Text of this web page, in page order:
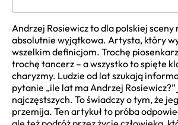
Andrzej Rosiewicz to dla polskiej sceny
absolutnie wyjątkowa. Artysta, który
wszelkim definicjom. Trochę
trochę tancerz – a wszystko to spięte
charyzmy. Ludzie od lat szukają
pytanie „ile lat ma Andrzej
najczęstszych. To świadczy o tym, że
przemija. Ten artykuł to próba